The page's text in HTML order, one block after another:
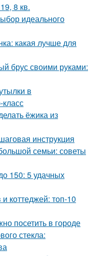
8 кв.
идеального
какая лучше для
брус своими руками:
в
ёжика из
инструкция
семьи: советы
150: 5 удачных
коттеджей: топ-10
посетить в городе
стекла: